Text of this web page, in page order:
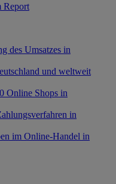
Report
des Umsatzes in
und weltweit
Online Shops in
in
im Online-Handel in